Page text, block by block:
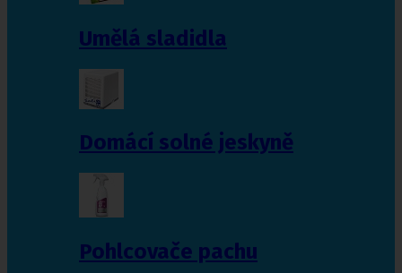
Umělá sladidla
Domácí solné jeskyně
Pohlcovače pachu